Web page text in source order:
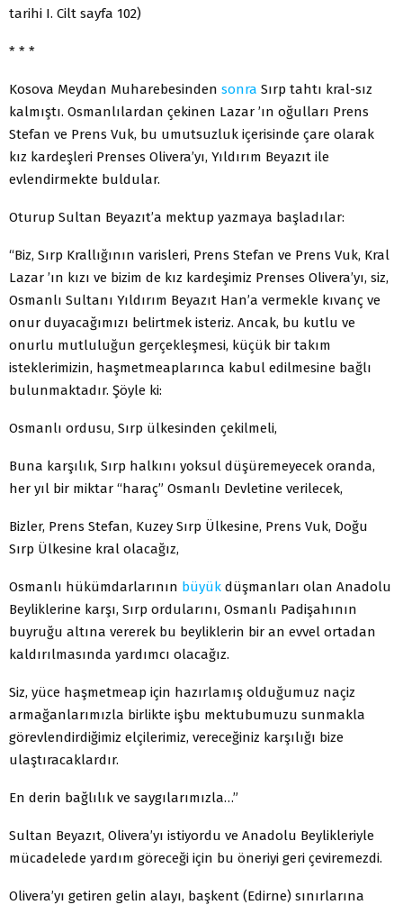
tarihi I. Cilt sayfa 102)
* * *
Kosova Meydan Muharebesinden sonra Sırp tahtı kral-sız
kalmıştı. Osmanlılardan çekinen Lazar ’ın oğulları Prens
Stefan ve Prens Vuk, bu umutsuzluk içerisinde çare olarak
kız kardeşleri Prenses Olivera’yı, Yıldırım Beyazıt ile
evlendirmekte buldular.
Oturup Sultan Beyazıt’a mektup yazmaya başladılar:
“Biz, Sırp Krallığının varisleri, Prens Stefan ve Prens Vuk, Kral
Lazar ’ın kızı ve bizim de kız kardeşimiz Prenses Olivera’yı, siz,
Osmanlı Sultanı Yıldırım Beyazıt Han’a vermekle kıvanç ve
onur duyacağımızı belirtmek isteriz. Ancak, bu kutlu ve
onurlu mutluluğun gerçekleşmesi, küçük bir takım
isteklerimizin, haşmetmeaplarınca kabul edilmesine bağlı
bulunmaktadır. Şöyle ki:
Osmanlı ordusu, Sırp ülkesinden çekilmeli,
Buna karşılık, Sırp halkını yoksul düşüremeyecek oranda,
her yıl bir miktar “haraç” Osmanlı Devletine verilecek,
Bizler, Prens Stefan, Kuzey Sırp Ülkesine, Prens Vuk, Doğu
Sırp Ülkesine kral olacağız,
Osmanlı hükümdarlarının büyük düşmanları olan Anadolu
Beyliklerine karşı, Sırp ordularını, Osmanlı Padişahının
buyruğu altına vererek bu beyliklerin bir an evvel ortadan
kaldırılmasında yardımcı olacağız.
Siz, yüce haşmetmeap için hazırlamış olduğumuz naçiz
armağanlarımızla birlikte işbu mektubumuzu sunmakla
görevlendirdiğimiz elçilerimiz, vereceğiniz karşılığı bize
ulaştıracaklardır.
En derin bağlılık ve saygılarımızla…”
Sultan Beyazıt, Olivera’yı istiyordu ve Anadolu Beylikleriyle
mücadelede yardım göreceği için bu öneriyi geri çeviremezdi.
Olivera’yı getiren gelin alayı, başkent (Edirne) sınırlarına